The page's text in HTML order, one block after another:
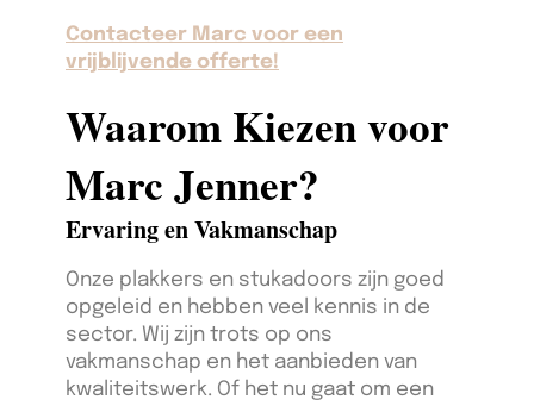
Contacteer Marc voor een
vrijblijvende offerte!
Waarom Kiezen voor
Marc Jenner?
Ervaring en Vakmanschap
Onze plakkers en stukadoors zijn goed
opgeleid en hebben veel kennis in de
sector. Wij zijn trots op ons
vakmanschap en het aanbieden van
kwaliteitswerk. Of het nu gaat om een